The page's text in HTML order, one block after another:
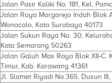
Jalan Pasir Kaliki No. 181, Kel.
Jalan Raya Margorejo Indah Blok
Wonocolo, Kota Surabaya 40173
Jalan Sukun Raya No. 30,
Kota Semarang 50263
Jalan Galuh Mas Raya Blok XII-C.
Timur, Kab. Karawang 41361
Jl. Slamet Riyadi No.365, Dusun